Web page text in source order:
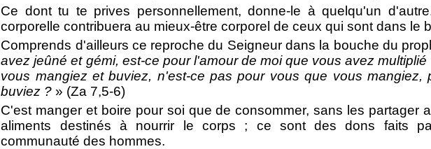
Ce dont tu te prives personnellement, donne-le à quelqu'un
corporelle contribuera au mieux-être corporel de ceux qui sont dans le
Comprends d'ailleurs ce reproche du Seigneur dans la bouche du
avez jeûné et gémi, est-ce pour l'amour de moi que vous avez
vous mangiez et buviez, n'est-ce pas pour vous que vous mangiez,
buviez ? » (Za 7,5-6)
C'est manger et boire pour soi que de consommer, sans les partager
aliments destinés à nourrir le corps ; ce sont des dons faits
communauté des hommes.